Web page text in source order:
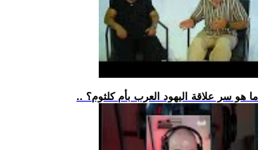
.. ما هو سر علاقة اليهود العرب بأم كلثوم؟